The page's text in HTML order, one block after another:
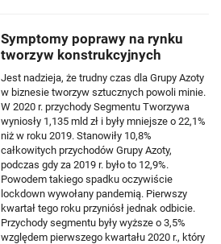
Symptomy poprawy na rynku
tworzyw konstrukcyjnych
Jest nadzieja, że trudny czas dla Grupy Azoty
w biznesie tworzyw sztucznych powoli minie.
W 2020 r. przychody Segmentu Tworzywa
wyniosły 1,135 mld zł i były mniejsze o 22,1%
niż w roku 2019. Stanowiły 10,8%
całkowitych przychodów Grupy Azoty,
podczas gdy za 2019 r. było to 12,9%.
Powodem takiego spadku oczywiście
lockdown wywołany pandemią. Pierwszy
kwartał tego roku przyniósł jednak odbicie.
Przychody segmentu były wyższe o 3,5%
względem pierwszego kwartału 2020 r., który